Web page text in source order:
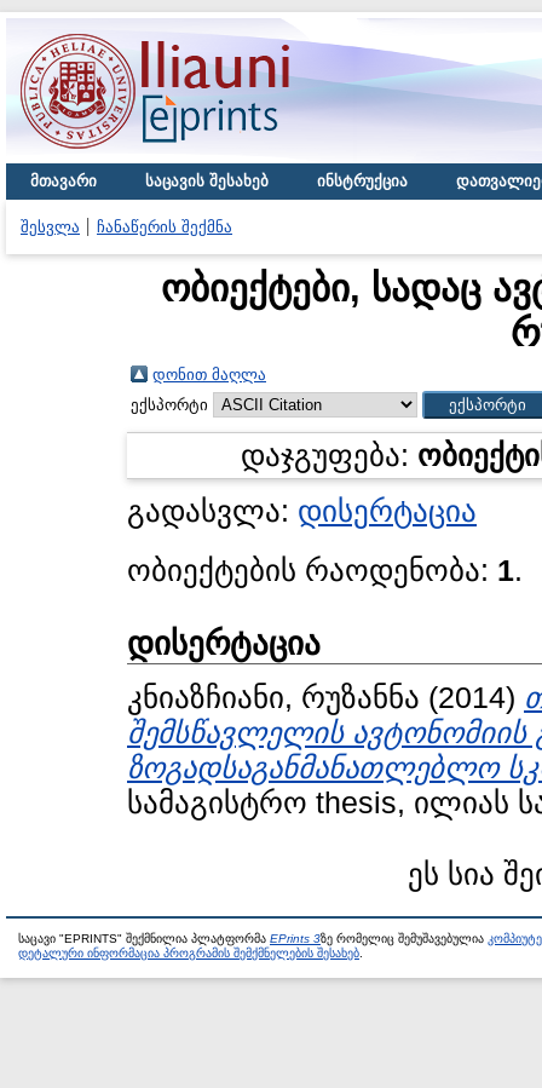
მთავარი საცავის შესახებ ინსტრუქცია
შესვლა ჩანაწერის შექმნა
ობიექტები, სადაც
დონით მაღლა
ექსპორტი
დაჯგუფება:
გადასვლა: დისერტაცია
ობიექტების რაოდენობა: 1.
დისერტაცია
კნიაზჩიანი, რუზანნა (2014)
შემსწავლელის
ზოგადსაგანმანათლებლო
სამაგისტრო thesis, ილიას
ეს სია
საცავი "EPRINTS" შექმნილია პლატფორმა EPrints 3ზე რომელიც შემუშავებულია
დეტალური ინფორმაცია პროგრამის შემქმნელების შესახებ